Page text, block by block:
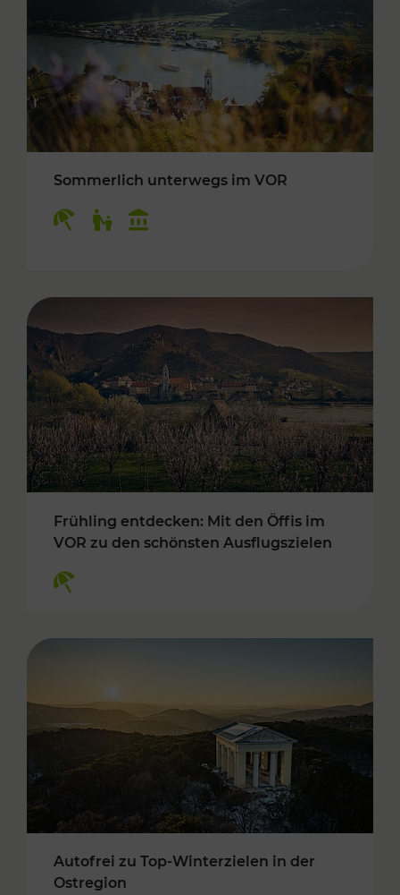
Sommerlich unterwegs im VOR
Frühling entdecken: Mit den Öffis im
VOR zu den schönsten Ausflugszielen
Autofrei zu Top-Winterzielen in der
Ostregion